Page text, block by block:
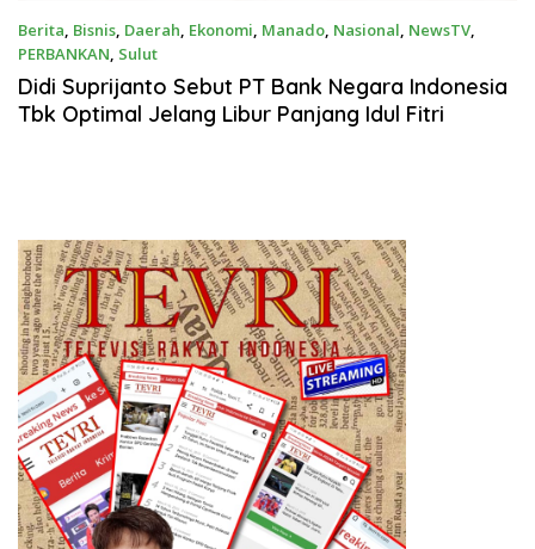
Berita, Bisnis, Daerah, Ekonomi, Manado, Nasional, NewsTV,
PERBANKAN, Sulut
Maret 9, 2026
‎Didi Suprijanto Sebut PT Bank Negara Indonesia
Tbk Optimal Jelang Libur Panjang Idul Fitri